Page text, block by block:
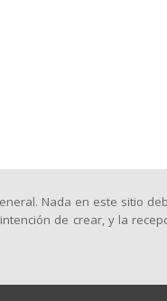
Nada en este sitio
de crear, y la